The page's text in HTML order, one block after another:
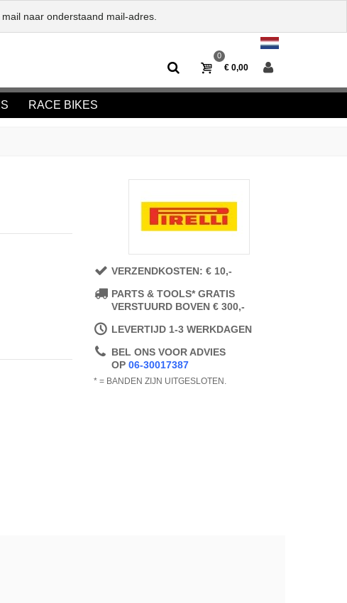
mail naar onderstaand mail-adres.
0
€ 0,00
RACE BIKES
VERZENDKOSTEN: € 10,-
PARTS & TOOLS* GRATIS
VERSTUURD BOVEN € 300,-
LEVERTIJD 1-3 WERKDAGEN
BEL ONS VOOR ADVIES
OP 06-30017387
* = BANDEN ZIJN UITGESLOTEN.